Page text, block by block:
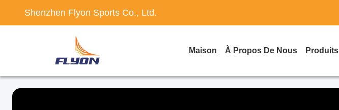
Shenzhen Flyon Sports Co., Ltd.
Maison À Propos De Nous Produits